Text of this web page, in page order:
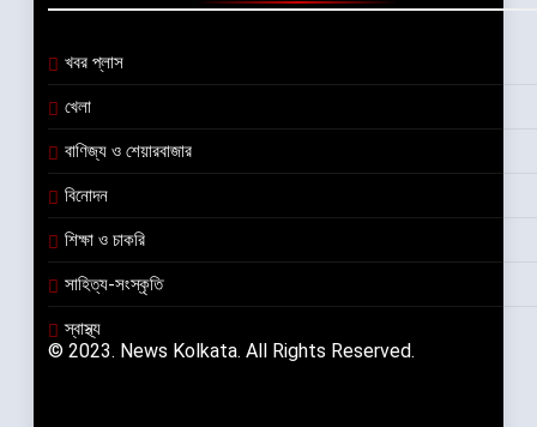
খবর প্লাস
খেলা
বাণিজ্য ও শেয়ারবাজার
বিনোদন
শিক্ষা ও চাকরি
সাহিত্য-সংস্কৃতি
স্বাস্থ্য
© 2023. News Kolkata. All Rights Reserved.